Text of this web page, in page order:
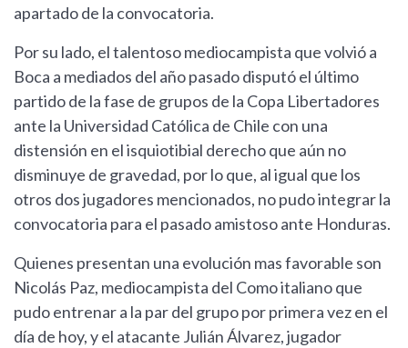
apartado de la convocatoria.
Por su lado, el talentoso mediocampista que volvió a
Boca a mediados del año pasado disputó el último
partido de la fase de grupos de la Copa Libertadores
ante la Universidad Católica de Chile con una
distensión en el isquiotibial derecho que aún no
disminuye de gravedad, por lo que, al igual que los
otros dos jugadores mencionados, no pudo integrar la
convocatoria para el pasado amistoso ante Honduras.
Quienes presentan una evolución mas favorable son
Nicolás Paz, mediocampista del Como italiano que
pudo entrenar a la par del grupo por primera vez en el
día de hoy, y el atacante Julián Álvarez, jugador